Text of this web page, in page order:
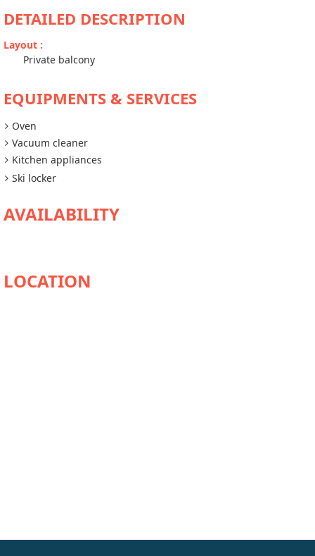
DETAILED DESCRIPTION
Layout :
Private balcony
EQUIPMENTS & SERVICES
Oven
Vacuum cleaner
Kitchen appliances
Ski locker
AVAILABILITY